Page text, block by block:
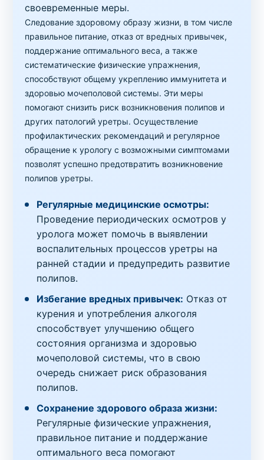
своевременные меры.
Следование здоровому образу жизни, в том числе
правильное питание, отказ от вредных привычек,
поддержание оптимального веса, а также
систематические физические упражнения,
способствуют общему укреплению иммунитета и
здоровью мочеполовой системы. Эти меры
помогают снизить риск возникновения полипов и
других патологий уретры. Осуществление
профилактических рекомендаций и регулярное
обращение к урологу с возможными симптомами
позволят успешно предотвратить возникновение
полипов уретры.
Регулярные медицинские осмотры:
Проведение периодических осмотров у
уролога может помочь в выявлении
воспалительных процессов уретры на
ранней стадии и предупредить развитие
полипов.
Избегание вредных привычек: Отказ от
курения и употребления алкоголя
способствует улучшению общего
состояния организма и здоровью
мочеполовой системы, что в свою
очередь снижает риск образования
полипов.
Сохранение здорового образа жизни:
Регулярные физические упражнения,
правильное питание и поддержание
оптимального веса помогают